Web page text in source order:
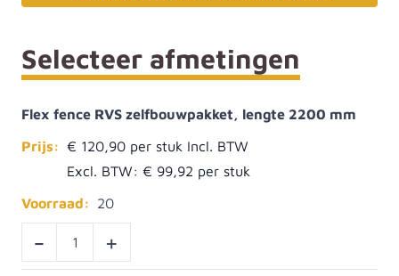
Selecteer afmetingen
Flex fence RVS zelfbouwpakket, lengte 2200 mm
Prijs: € 120,90
Excl. BTW: € 99,92
Voorraad:
20
- +